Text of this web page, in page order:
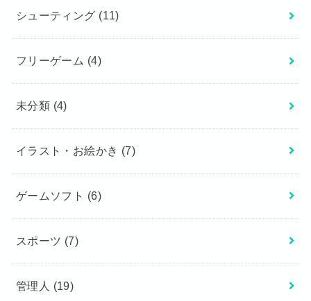
シューティング (11)
フリーゲーム (4)
未分類 (4)
イラスト・お絵かき (7)
ゲームソフト (6)
スポーツ (7)
管理人 (19)